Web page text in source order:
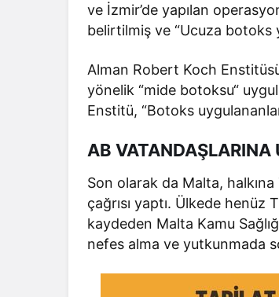
ve İzmir’de yapılan
belirtilmiş ve “Ucuza botoks
Alman Robert Koch
yönelik “mide botoksu“
Enstitü, “Botoks
AB VATANDAŞLARINA
Son olarak da Malta,
çağrısı yaptı. Ülkede henüz
kaydeden Malta Kamu
nefes alma ve yutkunmada